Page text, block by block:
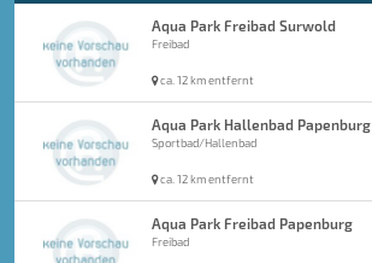
Aqua Park Freibad Surwold
Freibad
ca. 12 km entfernt
Aqua Park Hallenbad Papenburg
Sportbad/Hallenbad
ca. 12 km entfernt
Aqua Park Freibad Papenburg
Freibad